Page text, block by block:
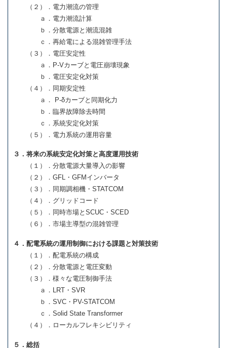
（２）．電力潮流の管理
ａ．電力潮流計算
ｂ．分散電源と潮流混雑
ｃ．再給電による混雑管理手法
（３）．電圧安定性
ａ．P-Vカーブと電圧崩壊現象
ｂ．電圧安定化対策
（４）．同期安定性
ａ． P-δカーブと同期化力
ｂ．臨界故障除去時間
ｃ．系統安定化対策
（５）．電力系統の運用容量
３．将来の系統安定化対策と高度運用技術
（１）．分散電源大量導入の影響
（２）．GFL・GFMインバータ
（３）．同期調相機・STATCOM
（４）．グリッドコード
（５）．同時市場とSCUC・SCED
（６）．市場主導型の混雑管理
４．配電系統の運用制御における課題と対策技術
（１）．配電系統の構成
（２）．分散電源と電圧変動
（３）．様々な電圧制御手法
ａ．LRT・SVR
ｂ．SVC・PV-STATCOM
ｃ．Solid State Transformer
（４）．ローカルフレキシビリティ
５．総括